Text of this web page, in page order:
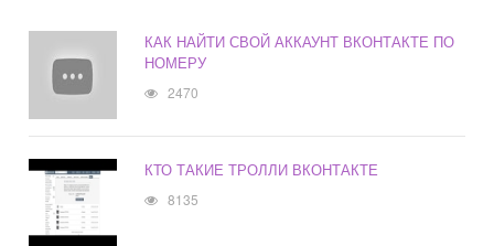
КАК НАЙТИ СВОЙ АККАУНТ ВКОНТАКТЕ ПО
НОМЕРУ
2470
КТО ТАКИЕ ТРОЛЛИ ВКОНТАКТЕ
8135